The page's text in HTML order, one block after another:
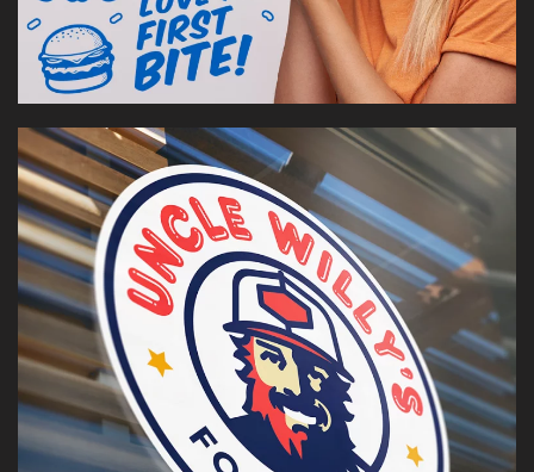
Sistema de identidad para una cadena de fast food
especializada en pollo frito — pensada para crecer con
coherencia en distintos locales y mercados.
[VER CASO]